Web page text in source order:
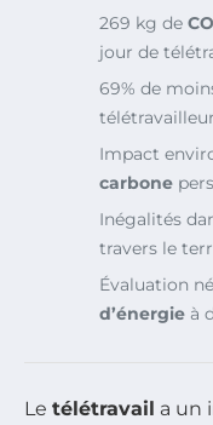
269 kg de
jour de
69% de
Impact
carbone
Inégalités
travers le
Évaluation
d’énergie à
Le télétravail a un